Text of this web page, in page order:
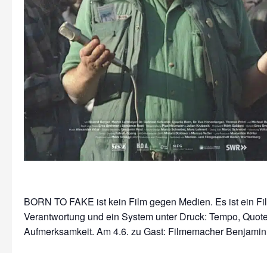
BORN TO FAKE ist kein Film gegen Medien. Es ist ein
Verantwortung und ein System unter Druck: Tempo,
Aufmerksamkeit. Am 4.6. zu Gast: Filmemacher